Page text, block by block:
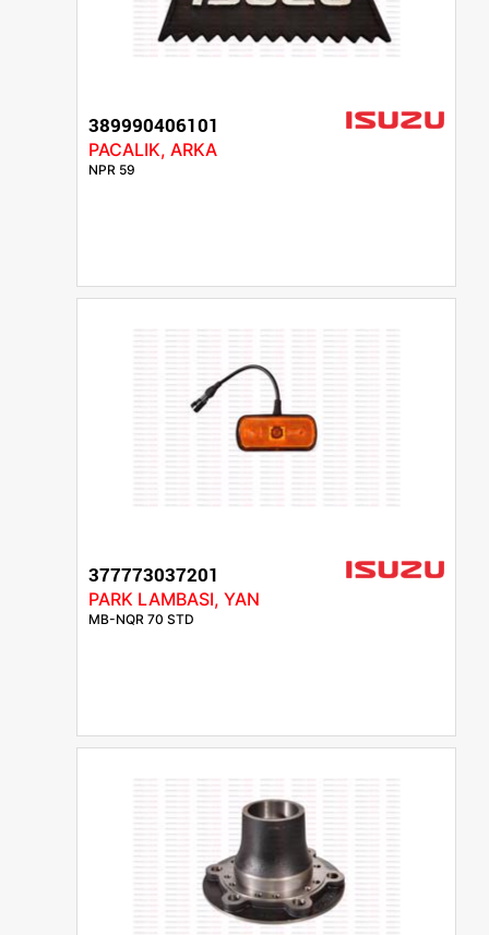
389990406101
PACALIK, ARKA
NPR 59
377773037201
PARK LAMBASI, YAN
MB-NQR 70 STD